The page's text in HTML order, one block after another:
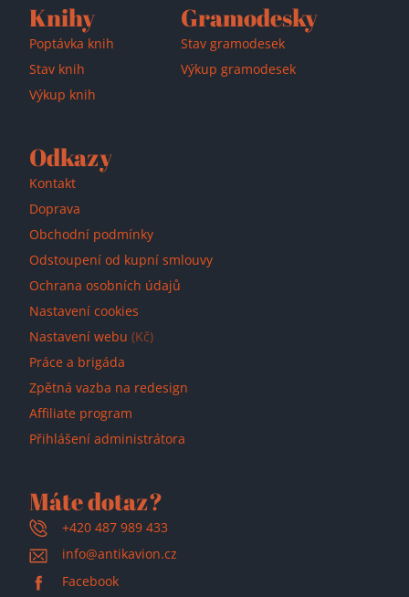
Knihy
Poptávka knih
Stav knih
Výkup knih
Gramodesky
Stav gramodesek
Výkup gramodesek
Odkazy
Kontakt
Doprava
Obchodní podmínky
Odstoupení od kupní smlouvy
Ochrana osobních údajů
Nastavení cookies
Nastavení webu (Kč)
Práce a brigáda
Zpětná vazba na redesign
Affiliate program
Přihlášení administrátora
Máte dotaz?
+420 487 989 433
info@antikavion.cz
Facebook